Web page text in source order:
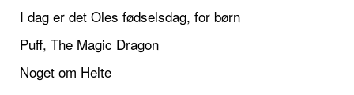
I dag er det Oles fødselsdag, for børn
Puff, The Magic Dragon
Noget om Helte